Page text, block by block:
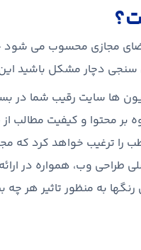
مجازی محسوب می شود
سنجی دچار مشکل باشید
ها سایت رقیب شما در
محتوا و کیفیت مطالب از
را ترغیب خواهد کرد که
طراحی وب، همواره در
به منظور تاثیر هر